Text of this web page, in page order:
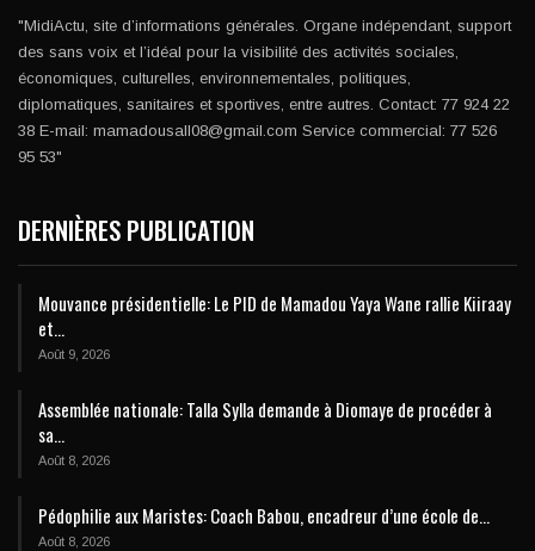
"MidiActu, site d’informations générales. Organe indépendant, support
des sans voix et l’idéal pour la visibilité des activités sociales,
économiques, culturelles, environnementales, politiques,
diplomatiques, sanitaires et sportives, entre autres. Contact: 77 924 22
38 E-mail: mamadousall08@gmail.com Service commercial: 77 526
95 53"
DERNIÈRES PUBLICATION
Mouvance présidentielle: Le PID de Mamadou Yaya Wane rallie Kiiraay
et…
Août 9, 2026
Assemblée nationale: Talla Sylla demande à Diomaye de procéder à
sa…
Août 8, 2026
Pédophilie aux Maristes: Coach Babou, encadreur d’une école de…
Août 8, 2026